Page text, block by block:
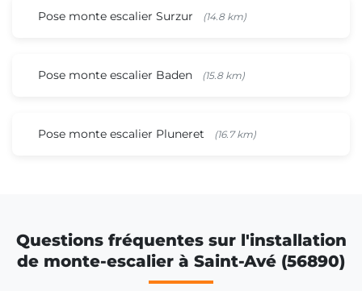
Pose monte escalier Surzur (14.8 km)
Pose monte escalier Baden (15.8 km)
Pose monte escalier Pluneret (16.7 km)
Questions fréquentes sur l'installation
de monte-escalier à Saint-Avé (56890)